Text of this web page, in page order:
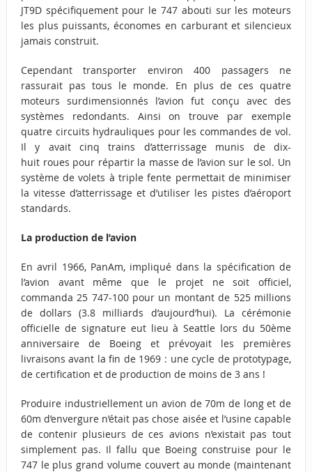
JT9D spécifiquement pour le 747 abouti sur les moteurs
les plus puissants, économes en carburant et silencieux
jamais construit.
Cependant transporter environ 400 passagers ne
rassurait pas tous le monde. En plus de ces quatre
moteurs surdimensionnés l’avion fut conçu avec des
systèmes redondants. Ainsi on trouve par exemple
quatre circuits hydrauliques pour les commandes de vol.
Il y avait cinq trains d’atterrissage munis de dix-
huit roues pour répartir la masse de l’avion sur le sol. Un
système de volets à triple fente permettait de minimiser
la vitesse d’atterrissage et d’utiliser les pistes d’aéroport
standards.
La production de l’avion
En avril 1966, PanAm, impliqué dans la spécification de
l’avion avant même que le projet ne soit officiel,
commanda 25 747-100 pour un montant de 525 millions
de dollars (3.8 milliards d’aujourd’hui). La cérémonie
officielle de signature eut lieu à Seattle lors du 50ème
anniversaire de Boeing et prévoyait les premières
livraisons avant la fin de 1969 : une cycle de prototypage,
de certification et de production de moins de 3 ans !
Produire industriellement un avion de 70m de long et de
60m d’envergure n’était pas chose aisée et l’usine capable
de contenir plusieurs de ces avions n’existait pas tout
simplement pas. Il fallu que Boeing construise pour le
747 le plus grand volume couvert au monde (maintenant